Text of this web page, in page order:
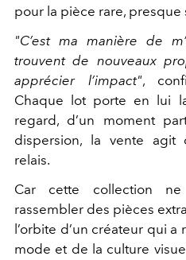
pour la pièce rare, presque
"C’est ma manière de
trouvent de nouveaux
apprécier l’impact",
Chaque lot porte en lui
regard, d’un moment
dispersion, la vente agit
relais.
Car cette collection
rassembler des pièces
l’orbite d’un créateur qui
mode et de la culture